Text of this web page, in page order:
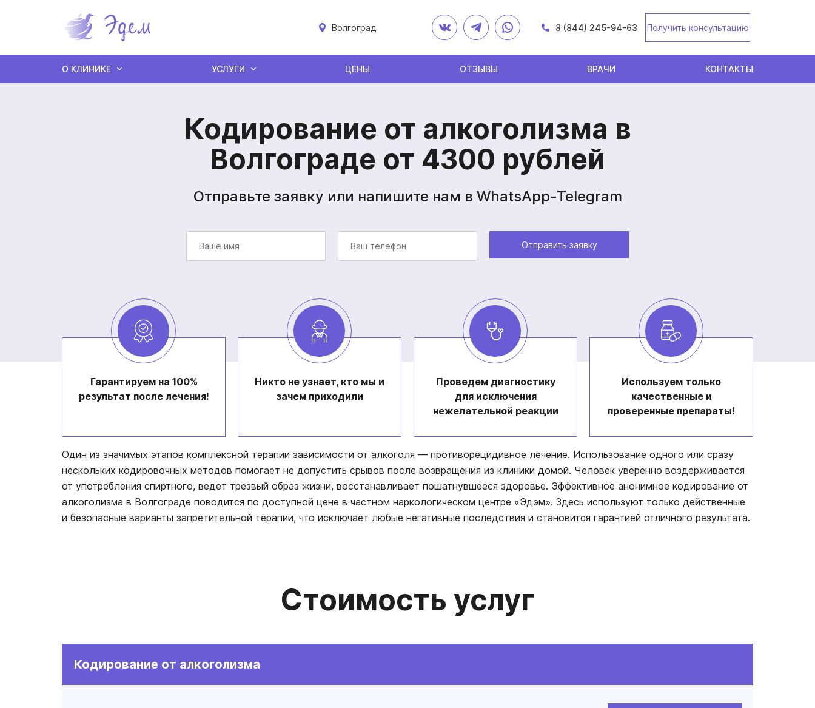
Волгоград 8 (844) 245-94-63 Получить консультацию
О КЛИНИКЕ УСЛУГИ ЦЕНЫ ОТЗЫВЫ ВРАЧИ КОНТАКТЫ
Кодирование от алкоголизма в
Волгограде от 4300 рублей
Отправьте заявку или напишите нам в WhatsApp-Telegram
Отправить заявку
Гарантируем на 100%
результат после лечения!
Никто не узнает, кто мы и
зачем приходили
Проведем диагностику
для исключения
нежелательной реакции
Используем только
качественные и
проверенные препараты!
Один из значимых этапов комплексной терапии зависимости от алкоголя — противорецидивное лечение. Использование одного или сразу
нескольких кодировочных методов помогает не допустить срывов после возвращения из клиники домой. Человек уверенно воздерживается
от употребления спиртного, ведет трезвый образ жизни, восстанавливает пошатнувшееся здоровье. Эффективное анонимное кодирование от
алкоголизма в Волгограде поводится по доступной цене в частном наркологическом центре «Эдэм». Здесь используют только действенные
и безопасные варианты запретительной терапии, что исключает любые негативные последствия и становится гарантией отличного результата.
Стоимость услуг
Кодирование от алкоголизма